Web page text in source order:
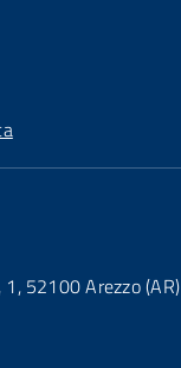
52100 Arezzo (AR)